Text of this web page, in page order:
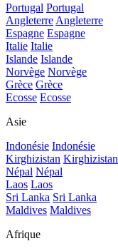
Portugal Portugal
Angleterre Angleterre
Espagne Espagne
Italie Italie
Islande Islande
Norvège Norvège
Grèce Grèce
Ecosse Ecosse
Asie
Indonésie Indonésie
Kirghizistan Kirghizistan
Népal Népal
Laos Laos
Sri Lanka Sri Lanka
Maldives Maldives
Afrique